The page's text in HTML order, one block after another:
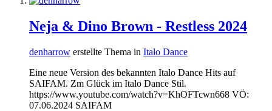
Neja & Dino Brown - Restless 2024
denharrow erstellte Thema in Italo Dance
Eine neue Version des bekannten Italo Dance Hits auf
SAIFAM. Zm Glück im Italo Dance Stil.
https://www.youtube.com/watch?v=KhOFTcwn668 VÖ:
07.06.2024 SAIFAM